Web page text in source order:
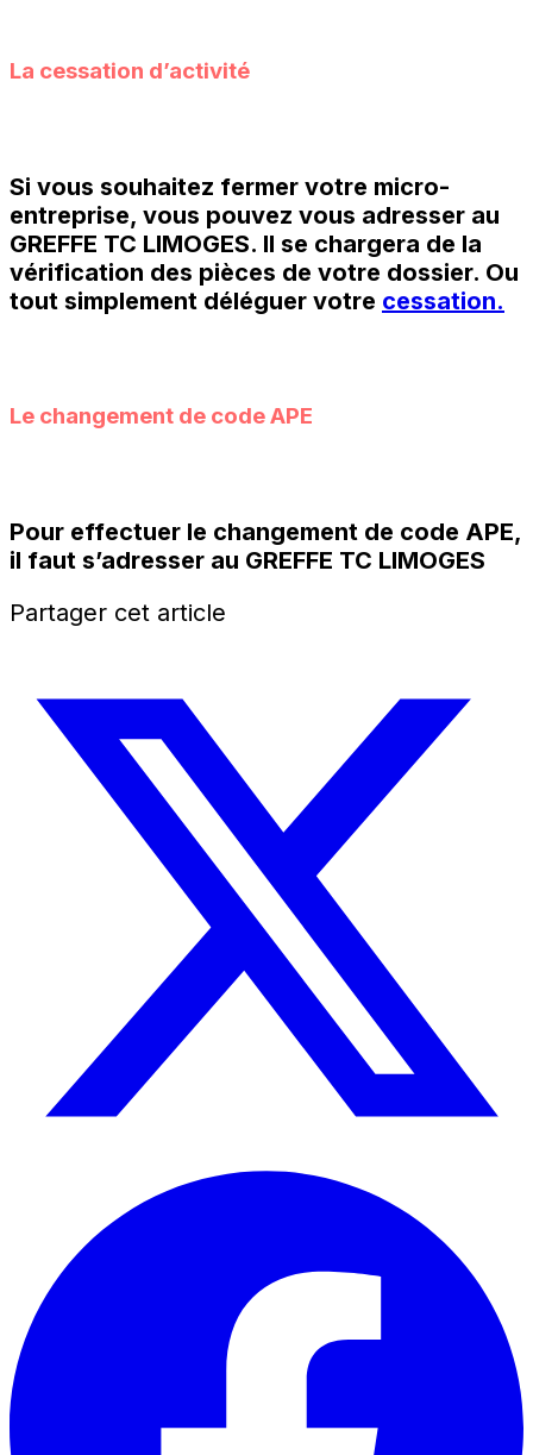
La cessation d’activité
Si vous souhaitez fermer votre micro-
entreprise, vous pouvez vous adresser au
GREFFE TC LIMOGES. Il se chargera de la
vérification des pièces de votre dossier. Ou
tout simplement déléguer votre cessation.
Le changement de code APE
Pour effectuer le changement de code APE,
il faut s’adresser au GREFFE TC LIMOGES
Partager cet article